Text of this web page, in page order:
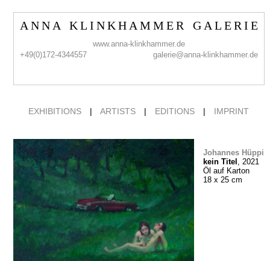
A N N A K L I N K H A M M E R G A L E R I E
www.anna-klinkhammer.de
+49(0)172-4344557
galerie@anna-klinkhammer.de
EXHIBITIONS | ARTISTS | EDITIONS | IMPRINT
Johannes Hüppi
kein Titel , 2021
Öl auf Karton
18 x 25 cm